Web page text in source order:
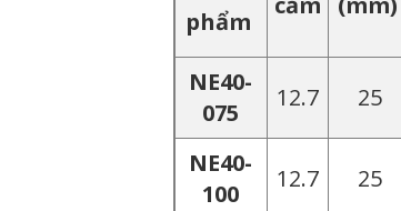
phẩm
NE40-
075
12.7 25
NE40-
100
12.7 25